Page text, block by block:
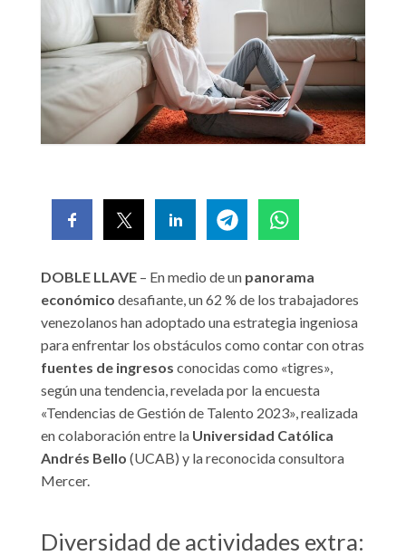
DOBLE LLAVE – En medio de un panorama
económico desafiante, un 62 % de los trabajadores
venezolanos han adoptado una estrategia ingeniosa
para enfrentar los obstáculos como contar con otras
fuentes de ingresos conocidas como «tigres»,
según una tendencia, revelada por la encuesta
«Tendencias de Gestión de Talento 2023», realizada
en colaboración entre la Universidad Católica
Andrés Bello (UCAB) y la reconocida consultora
Mercer.
Diversidad de actividades extra: